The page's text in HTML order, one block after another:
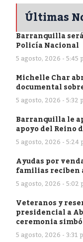
Últimas
Barranquilla
Policía Nacional
5 agosto, 2026 - 5:45
Michelle Char
documental
5 agosto, 2026 - 5:32
Barranquilla le
apoyo del Reino
5 agosto, 2026 - 5:24
Ayudas por
familias reciben
5 agosto, 2026 - 5:02
Veteranos y
presidencial a
ceremonia
5 agosto, 2026 - 3:31